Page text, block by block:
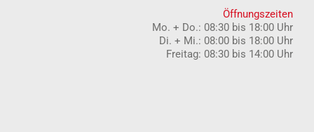
Öffnungszeiten
Mo. + Do.: 08:30 bis 18:00 Uhr
Di. + Mi.: 08:00 bis 18:00 Uhr
Freitag: 08:30 bis 14:00 Uhr